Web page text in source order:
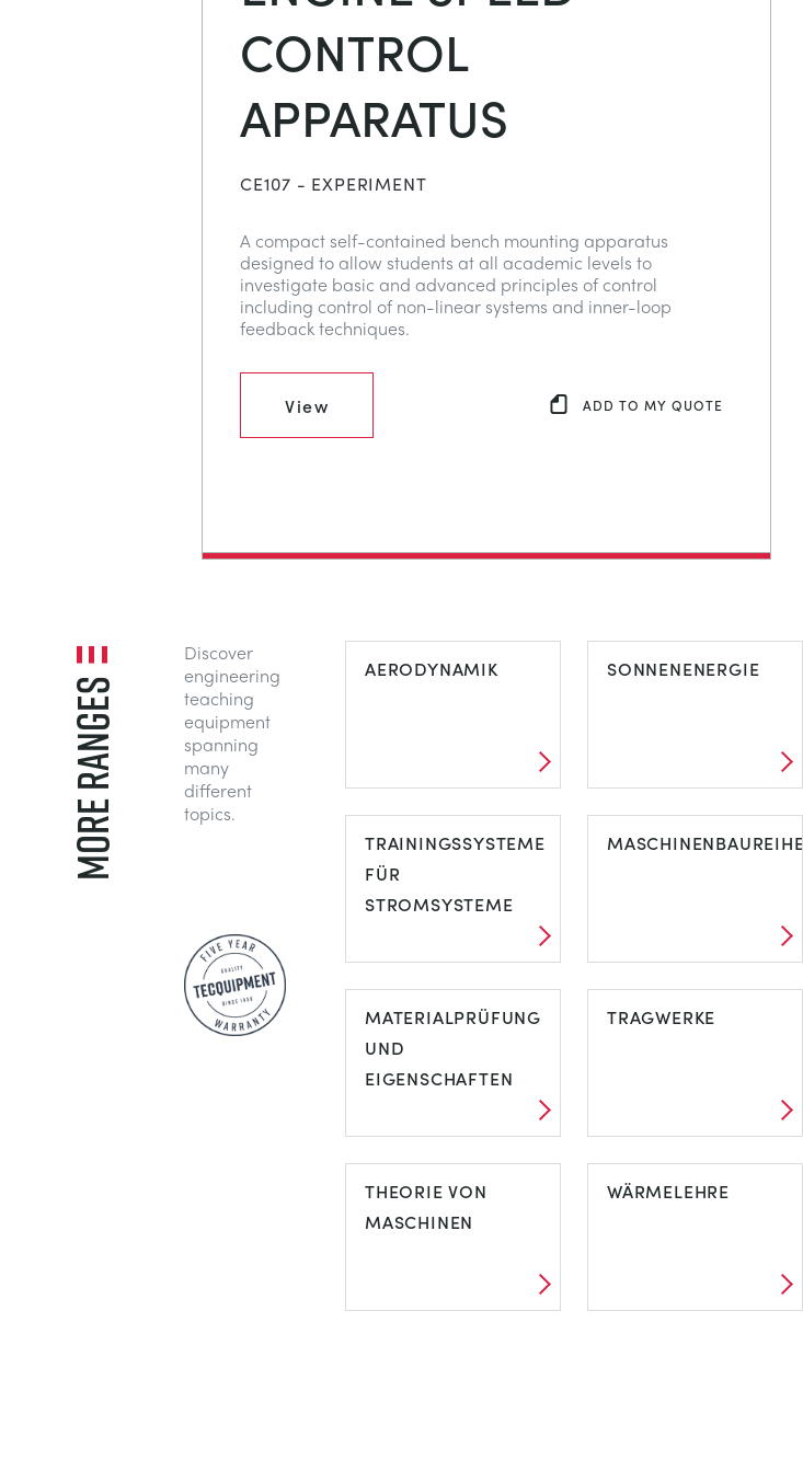
CONTROL
APPARATUS
CE107 - EXPERIMENT
A compact self-contained bench mounting apparatus
designed to allow students at all academic levels to
investigate basic and advanced principles of control
including control of non-linear systems and inner-loop
feedback techniques.
View ADD TO MY QUOTE
MORE RANGES
Discover
engineering
teaching
equipment
spanning
many
different
topics.
AERODYNAMIK SONNENENERGIE
TRAININGSSYSTEME
FÜR
STROMSYSTEME
MASCHINENBAUREIHE
MATERIALPRÜFUNG
UND
EIGENSCHAFTEN
TRAGWERKE
THEORIE VON
MASCHINEN
WÄRMELEHRE